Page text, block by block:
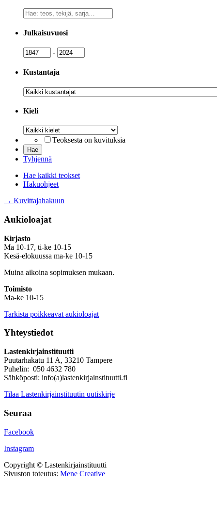
Vapaa
sanahaku
Julkaisuvuosi
Julkaisuvuosi
- Julkaisuvuosi
Kustantaja
Kustantaja
Kieli
Kieli
Teoksesta on kuvituksia
Tyhjennä
Hae kaikki teokset
Hakuohjeet
→ Kuvittajahakuun
Aukioloajat
Kirjasto
Ma 10-17, ti-ke 10-15
Kesä-elokuussa ma-ke 10-15
Muina aikoina sopimuksen mukaan.
Toimisto
Ma-ke 10-15
Tarkista poikkeavat aukioloajat
Yhteystiedot
Lastenkirjainstituutti
Puutarhakatu 11 A, 33210 Tampere
Puhelin: 050 4632 780
Sähköposti: info(a)lastenkirjainstituutti.fi
Tilaa Lastenkirjainstituutin uutiskirje
Seuraa
Facebook
Instagram
Copyright © Lastenkirjainstituutti
Sivuston toteutus: Mene Creative